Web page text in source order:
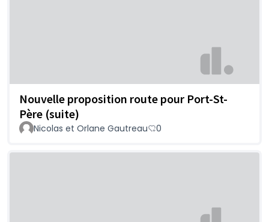
Nouvelle proposition route pour Port-St-
Père (suite)
Nicolas et Orlane Gautreau 0